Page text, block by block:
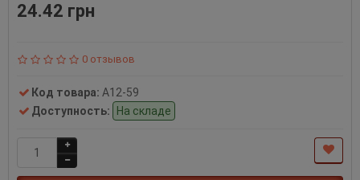
24.42 грн
0 отзывов
Код товара: А12-59
Доступность:
На складе